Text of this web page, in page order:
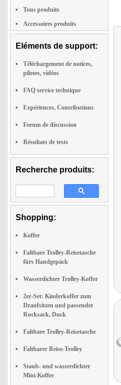
Tous produits
Accessoires produits
Eléments de support:
Téléchargement de notices,
pilotes, vidéos
FAQ service technique
Expériences, Contributions
Forum de discussion
Résultats de tests
Recherche produits:
Shopping:
Koffer
Faltbare Trolley-Reisetasche
fürs Handgepäck
Wasserdichter Trolley-Koffer
2er-Set: Kinderkoffer zum
Draufsitzen und passender
Rucksack, Duck
Faltbare Trolley-Reisetasche
Faltbarer Reise-Trolley
Staub- und wasserdichter
Mini-Koffer